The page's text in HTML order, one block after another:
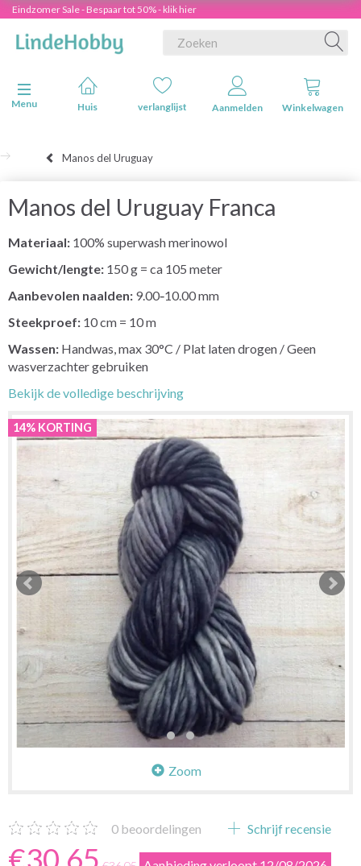
Eindzomer Sale - Bespaar tot 50% - klik hier
Navigatie in-/uitschakelen
Menu
Huis verlanglijst Aanmelden Winkelwagen
Manos del Uruguay
Manos del Uruguay Franca
Materiaal: 100% superwash merinowol
Gewicht/lengte: 150 g = ca 105 meter
Aanbevolen naalden: 9.00‑10.00 mm
Steekproef: 10 cm = 10 m
Wassen: Handwas, max 30°C / Plat laten drogen / Geen
wasverzachter gebruiken
Bekijk de volledige beschrijving
14% KORTING
Zoom
0 beoordelingen Schrijf recensie
€30,65